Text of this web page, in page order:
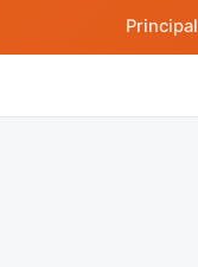
Principal